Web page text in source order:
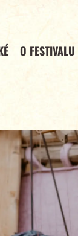
O FESTIVALU